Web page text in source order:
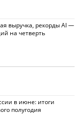
выручка, рекорды AI —
на четверть
в июне: итоги
полугодия